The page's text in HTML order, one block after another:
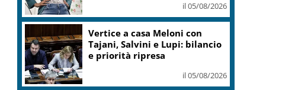
il 05/08/2026
Conti pubblici, Governo
incassa sì su clausola Ue. Lega
ottiene modifica a risoluzione
il 05/08/2026